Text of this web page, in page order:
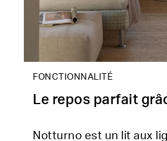
FONCTIONNALITÉ
Le repos parfait
Notturno est un lit aux